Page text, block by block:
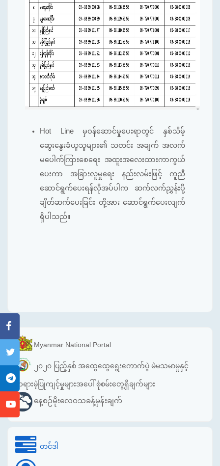
Hot Line မှဝန်ဆောင်မှုပေးရာတွင် နှစ်သိမ့်
ဆွေးနွေးခံယူသူများ၏ သတင်း အချက် အလက်
မပေါက်ကြားစေရေး အထူးအလေးထားကာကွယ်
ပေးကာ အခြားလူမှုရေး နည်းလမ်းဖြင့် ကူညီ
ဆောင်ရွက်ပေးရန်လိုအပ်ပါက ဆက်လက်ညွှန်းပို့
ချိတ်ဆက်ပေးခြင်း တို့အား ဆောင်ရွက်ပေးလျက်
ရှိပါသည်။
Myanmar National Portal
၂၀၂၀ ပြည့်နှစ် အထွေထွေရွေးကောက်ပွဲ မဲမသမာမှုနှင့်
တရားမဲ့ပြုကျင့်မှုများအပေါ် စုံစမ်းတွေ့ရှိချက်များ
နေ့စဉ်မိုးလေဝသခန့်မှန်းချက်
တင်ဒါ